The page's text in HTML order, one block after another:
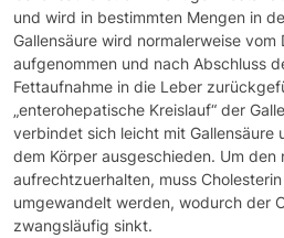
und wird in bestimmten Mengen in
Gallensäure wird normalerweise vom
aufgenommen und nach Abschluss
Fettaufnahme in die Leber
„enterohepatische Kreislauf“ der
verbindet sich leicht mit Gallensäure
dem Körper ausgeschieden. Um den
aufrechtzuerhalten, muss
umgewandelt werden, wodurch der
zwangsläufig sinkt.